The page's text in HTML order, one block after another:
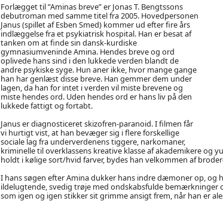
Forlægget til ”Aminas breve” er Jonas T. Bengtssons
debutroman med samme titel fra 2005. Hovedpersonen
Janus (spillet af Esben Smed) kommer ud efter fire års
indlæggelse fra et psykiatrisk hospital. Han er besat af
tanken om at finde sin dansk-kurdiske
gymnasiumveninde Amina. Hendes breve og ord
oplivede hans sind i den lukkede verden blandt de
andre psykiske syge. Hun aner ikke, hvor mange gange
han har genlæst disse breve. Han gemmer dem under
lagen, da han for intet i verden vil miste brevene og
miste hendes ord. Uden hendes ord er hans liv på den
lukkede fattigt og fortabt.
Janus er diagnosticeret skizofren-paranoid. I filmen får
vi hurtigt vist, at han bevæger sig i flere forskellige
sociale lag fra underverdenens tiggere, narkomaner,
kriminelle til overklassens kreative klasse af akademikere og
holdt i kølige sort/hvid farver, bydes han velkommen af
I hans søgen efter Amina dukker hans indre dæmoner op, og
ildelugtende, svedig trøje med ondskabsfulde
som igen og igen stikker sit grimme ansigt frem, når han er